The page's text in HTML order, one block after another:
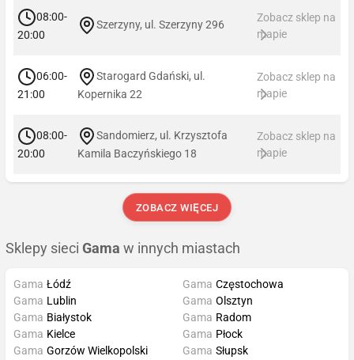
08:00-
20:00
Szerzyny, ul. Szerzyny 296
Zobacz sklep na
mapie
06:00-
21:00
Starogard Gdański, ul.
Kopernika 22
Zobacz sklep na
mapie
08:00-
20:00
Sandomierz, ul. Krzysztofa
Kamila Baczyńskiego 18
Zobacz sklep na
mapie
ZOBACZ WIĘCEJ
Sklepy sieci Gama w innych miastach
Gama Łódź
Gama Lublin
Gama Białystok
Gama Kielce
Gama Częstochowa
Gama Olsztyn
Gama Radom
Gama Płock
Gama Gorzów Wielkopolski Gama Słupsk